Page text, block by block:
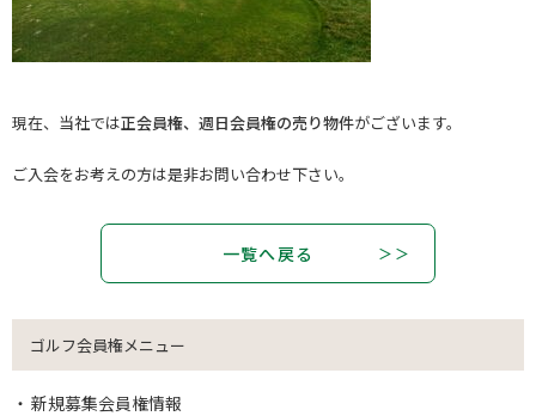
現在、当社では正会員権、週日会員権の売り物件がございます。
ご入会をお考えの方は是非お問い合わせ下さい。
一覧へ戻る
ゴルフ会員権メニュー
新規募集会員権情報